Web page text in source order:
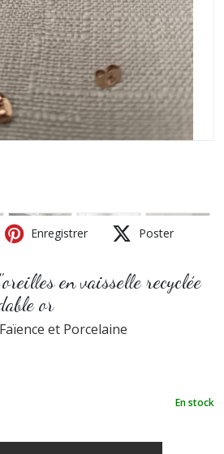
Enregistrer Poster
en vaisselle recyclée
or
et Porcelaine
En stock